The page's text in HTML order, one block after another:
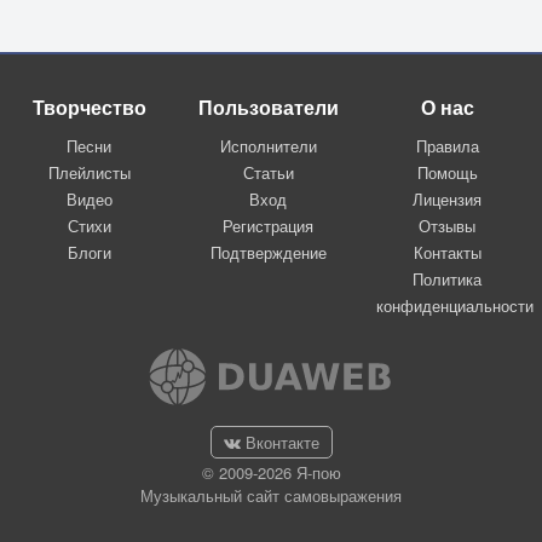
Творчество
Песни
Плейлисты
Видео
Стихи
Блоги
Пользователи
Исполнители
Статьи
Вход
Регистрация
Подтверждение
О нас
Правила
Помощь
Лицензия
Отзывы
Контакты
Политика
конфиденциальности
Вконтакте
© 2009-2026 Я-пою
Музыкальный сайт самовыражения